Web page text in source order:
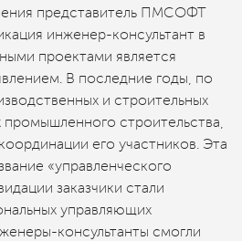
представитель ПМСОФТ
инженер-консультант в
проектами является
В последние годы, по
и строительных
промышленного строительства,
его участников. Эта
«управленческого
заказчики стали
управляющих
консультанты смогли